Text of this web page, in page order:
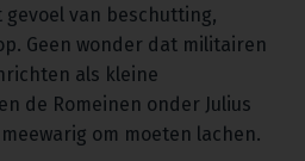
van beschutting,
Geen wonder dat militairen
als kleine
de Romeinen onder Julius
om moeten lachen.